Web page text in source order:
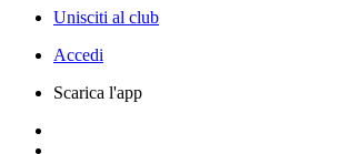
Unisciti al club
Accedi
Scarica l'app